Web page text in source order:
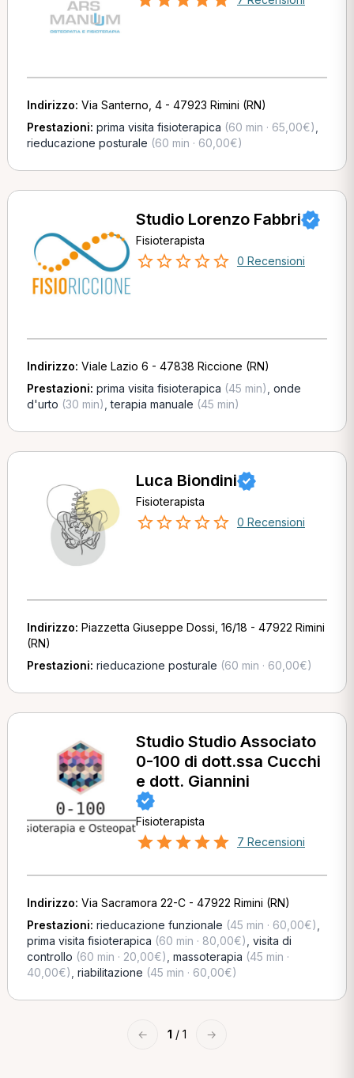
Indirizzo: Via Santerno, 4 - 47923 Rimini (RN)
Prestazioni: prima visita fisioterapica (60 min · 65,00€)
rieducazione posturale (60 min · 60,00€)
Studio Lorenzo Fabbri
Fisioterapista
0 Recensioni
Indirizzo: Viale Lazio 6 - 47838 Riccione (RN)
Prestazioni: prima visita fisioterapica (45 min) onde
d'urto (30 min) ,terapia manuale (45 min)
Luca Biondini
Fisioterapista
0 Recensioni
Indirizzo: Piazzetta Giuseppe Dossi, 16/18 - 47922 Rimini
(RN)
Prestazioni: rieducazione posturale (60 min · 60,00€)
Studio Studio Associato
0-100 di dott.ssa Cucchi
e dott. Giannini
Fisioterapista
7 Recensioni
Indirizzo: Via Sacramora 22-C - 47922 Rimini (RN)
Prestazioni: rieducazione funzionale (45 min · 60,00€)
prima visita fisioterapica (60 min · 80,00€) visita di
controllo (60 min · 20,00€) massoterapia (45 min ·
40,00€) riabilitazione (45 min · 60,00€)
← 1 / 1 →